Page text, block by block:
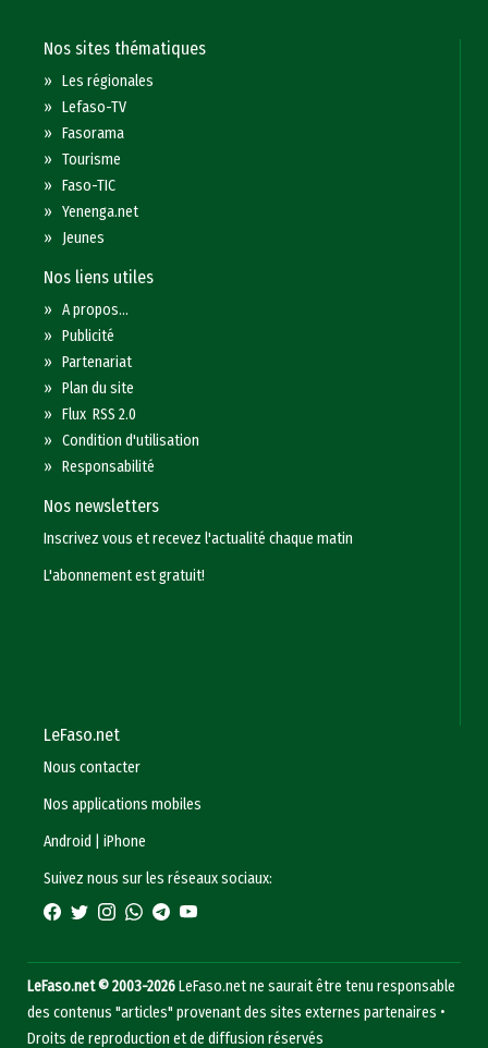
Nos sites thématiques
»Les régionales
»Lefaso-TV
»Fasorama
»Tourisme
»Faso-TIC
»Yenenga.net
» Jeunes
Nos liens utiles
»A propos...
»Publicité
»Partenariat
»Plan du site
»Flux RSS 2.0
»Condition d'utilisation
»Responsabilité
Nos newsletters
Inscrivez vous et recevez l'actualité chaque matin
L'abonnement est gratuit!
LeFaso.net
Nous contacter
Nos applications mobiles
Android
|iPhone
Suivez nous sur les réseaux sociaux:
LeFaso.net © 2003-2026LeFaso.net ne saurait être tenu responsable
des contenus "articles" provenant des sites externes partenaires •
Droits de reproduction et de diffusion réservés